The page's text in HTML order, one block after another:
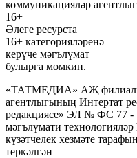
коммуникацияләр
16+
Әлеге ресурста
16+ категорияләренә
керүче мәгълүмат
булырга мөмкин.
«ТАТМЕДИА» АҖ филиалы
агентлыгының Интертат
редакциясе» ЭЛ № ФС 77 -
мәгълүмати
күзәтчелек хезмәте
теркәлгән